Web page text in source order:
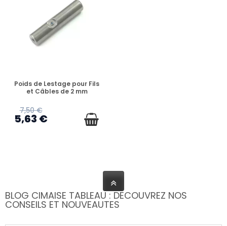
EN STOCK
Poids de Lestage pour Fils
et Câbles de 2 mm
7,50 €
5,63 €
BLOG CIMAISE TABLEAU : DECOUVREZ NOS
CONSEILS ET NOUVEAUTES